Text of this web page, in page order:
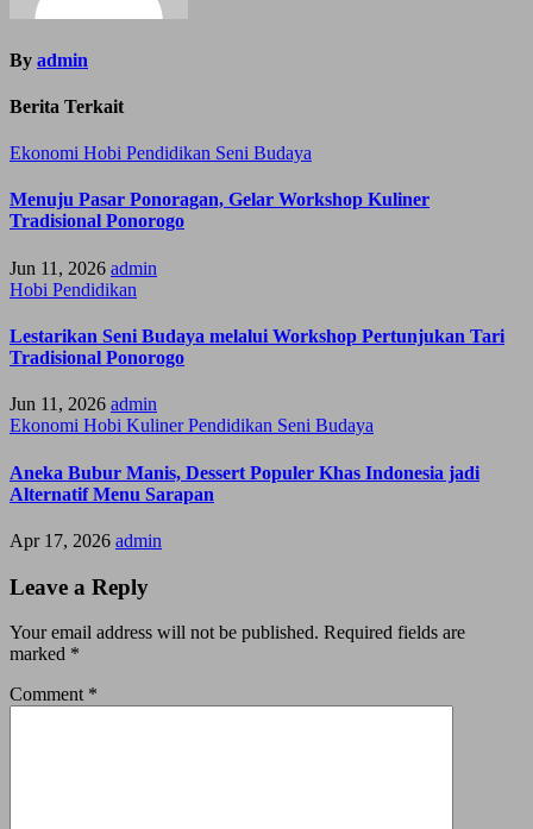
By admin
Berita Terkait
Ekonomi Hobi Pendidikan Seni Budaya
Menuju Pasar Ponoragan, Gelar Workshop Kuliner
Tradisional Ponorogo
Jun 11, 2026 admin
Hobi Pendidikan
Lestarikan Seni Budaya melalui Workshop Pertunjukan Tari
Tradisional Ponorogo
Jun 11, 2026 admin
Ekonomi Hobi KulinerPendidikan Seni Budaya
Aneka Bubur Manis, Dessert Populer Khas Indonesia jadi
Alternatif Menu Sarapan
Apr 17, 2026 admin
Leave a Reply
Your email address will not be published. Required fields are
marked *
Comment *